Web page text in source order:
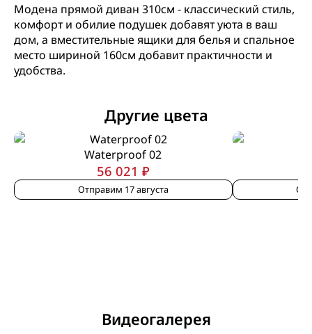
Модена прямой диван 310см - классический стиль,
комфорт и обилие подушек добавят уюта в ваш
дом, а вместительные ящики для белья и спальное
место шириной 160см добавит практичности и
удобства.
Другие цвета
Waterproof 02
56 021 ₽
Отправим 17 августа
Видеогалерея